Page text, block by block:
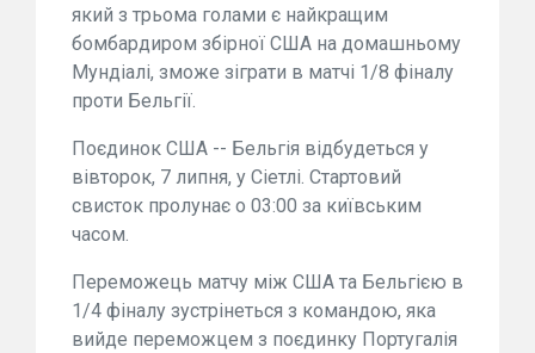
який з трьома голами є найкращим
бомбардиром збірної США на домашньому
Мундіалі, зможе зіграти в матчі 1/8 фіналу
проти Бельгії.
Поєдинок США -- Бельгія відбудеться у
вівторок, 7 липня, у Сіетлі. Стартовий
свисток пролунає о 03:00 за київським
часом.
Переможець матчу між США та Бельгією в
1/4 фіналу зустрінеться з командою, яка
вийде переможцем з поєдинку Португалія